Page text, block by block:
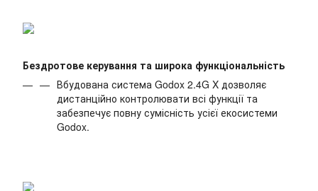
Бездротове керування та широка функціональність
Вбудована система Godox 2.4G X дозволяє
дистанційно контролювати всі функції та
забезпечує повну сумісність усієї екосистеми
Godox.